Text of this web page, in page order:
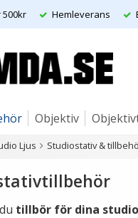
Hemleverans
Objektiv
Ljus Studiostativ &
tillbör för dina